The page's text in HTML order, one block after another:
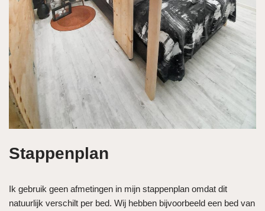
Stappenplan
Ik gebruik geen afmetingen in mijn stappenplan omdat dit
natuurlijk verschilt per bed. Wij hebben bijvoorbeeld een bed van